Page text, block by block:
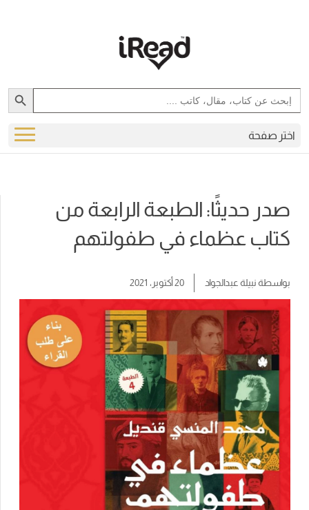
Search
for:
Search Button
اختر صفحة
صدر حديثًا: الطبعة الرابعة من
كتاب عظماء في طفولتهم
بواسطةنبيلة عبدالجواد 20 أكتوبر، 2021